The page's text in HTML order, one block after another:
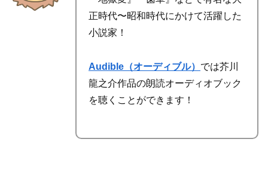
正時代〜昭和時代にかけて活躍した
小説家！
Audible（オーディブル） では芥川
龍之介作品の朗読オーディオブック
を聴くことができます！